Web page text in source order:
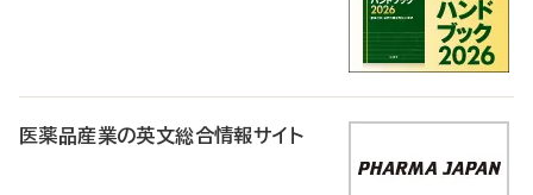
医薬品産業の英文総合情報サイト